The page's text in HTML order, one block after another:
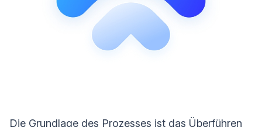
Die Grundlage des Prozesses ist das Überführen